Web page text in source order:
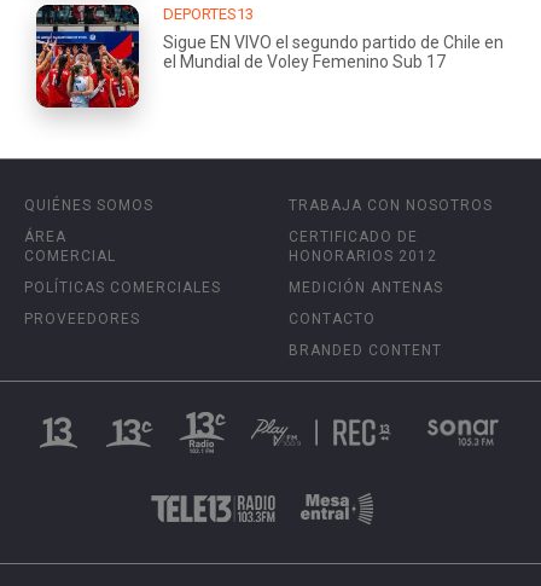
DEPORTES13
Sigue EN VIVO el segundo partido de Chile en
el Mundial de Voley Femenino Sub 17
QUIÉNES SOMOS
ÁREA
COMERCIAL
POLÍTICAS COMERCIALES
PROVEEDORES
TRABAJA CON NOSOTROS
CERTIFICADO DE
HONORARIOS 2012
MEDICIÓN ANTENAS
CONTACTO
BRANDED CONTENT